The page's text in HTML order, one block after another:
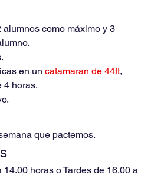
alumnos como máximo y 3
en un catamaran de 44ft,
4 horas.
que pactemos.
horas o Tardes de 16.00 a